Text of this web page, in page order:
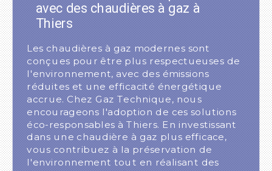
avec des chaudières à gaz à
Thiers
Les chaudières à gaz modernes sont
conçues pour être plus respectueuses de
l'environnement, avec des émissions
réduites et une efficacité énergétique
accrue. Chez Gaz Technique, nous
encourageons l'adoption de ces solutions
éco-responsables à Thiers. En investissant
dans une chaudière à gaz plus efficace,
vous contribuez à la préservation de
l'environnement tout en réalisant des